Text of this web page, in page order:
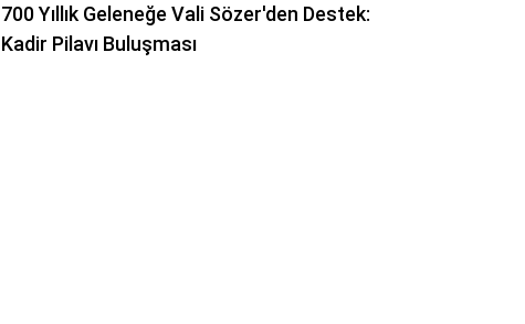
700 Yıllık Geleneğe Vali Sözer'den Destek:
Kadir Pilavı Buluşması